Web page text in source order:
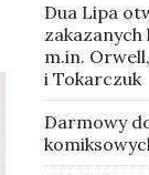
Dua Lipa
zakazanych
m.in.
i Tokarczuk
Darmowy